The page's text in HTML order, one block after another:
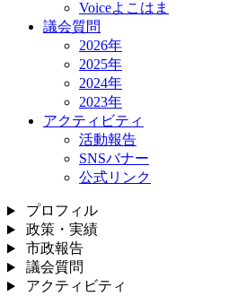
Voiceよこはま
議会質問
2026年
2025年
2024年
2023年
アクティビティ
活動報告
SNSバナー
公式リンク
プロフィル
政策・実績
市政報告
議会質問
アクティビティ